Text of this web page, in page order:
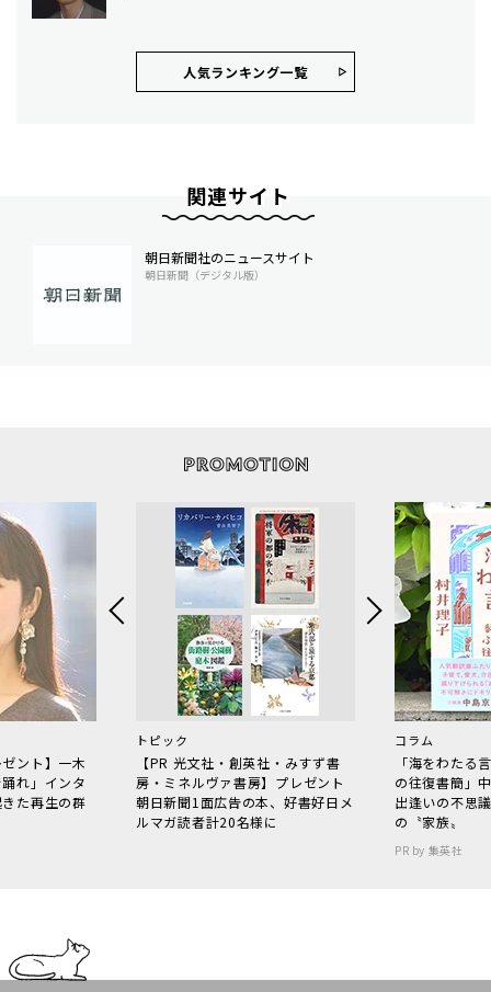
人気ランキング⼀覧
関連サイト
朝日新聞社のニュースサイト
朝日新聞（デジタル版）
ント】一木
れ」インタ
た再生の群
トピック
【PR 光文社・創英社・みすず書
房・ミネルヴァ書房】プレゼント
朝日新聞1面広告の本、好書好日メ
ルマガ読者計20名様に
コラム
「海をわた
の往復書簡」
出逢いの不思
の〝家族〟
PR by 集英社